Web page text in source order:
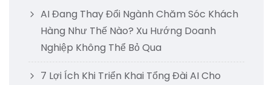
AI Đang Thay Đổi Ngành Chăm Sóc Khách
Hàng Như Thế Nào? Xu Hướng Doanh
Nghiệp Không Thể Bỏ Qua
7 Lợi Ích Khi Triển Khai Tổng Đài AI Cho